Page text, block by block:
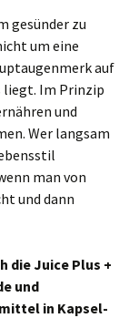
gesünder zu
um eine
auf
liegt. Im Prinzip
und
Wer langsam
man von
und dann
die Juice Plus +
und
in Kapsel-